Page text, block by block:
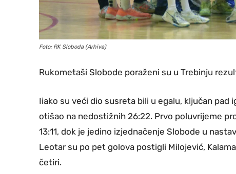
Foto: RK Sloboda (Arhiva)
Rukometaši Slobode poraženi su u Trebinju
Iiako su veći dio susreta bili u egalu, ključan
otišao na nedostižnih 26:22. Prvo poluvrijeme
13:11, dok je jedino izjednačenje Slobode u
Leotar su po pet golova postigli Milojević,
četiri.